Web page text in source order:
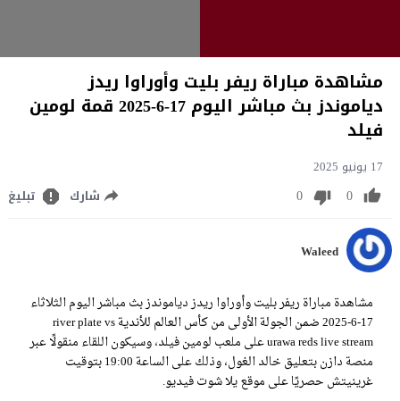
مشاهدة مباراة ريفر بليت وأوراوا ريدز
دياموندز بث مباشر اليوم 17-6-2025 قمة لومين
فيلد
17 يونيو 2025
0
0 شارك تبليغ
Waleed
مشاهدة مباراة ريفر بليت وأوراوا ريدز دياموندز بث مباشر اليوم الثلاثاء
17-6-2025 ضمن الجولة الأولى من كأس العالم للأندية river plate vs
urawa reds live stream على ملعب لومين فيلد، وسيكون اللقاء منقولًا عبر
منصة دازن بتعليق خالد الغول، وذلك على الساعة 19:00 بتوقيت
غرينيتش حصريًا على موقع يلا شوت فيديو.